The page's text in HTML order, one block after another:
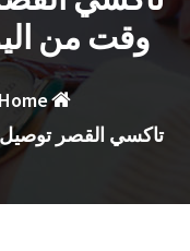
وقت من اليوم
Home
تاكسي القصر